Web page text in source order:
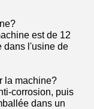
est de 12
dans l'usine de
la machine?
corrosion, puis
dans un